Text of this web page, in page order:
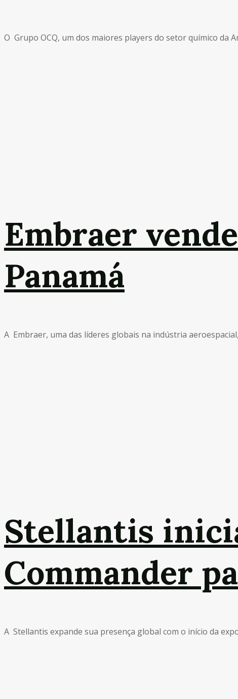
O Grupo OCQ, um dos maiores players do setor químico da
Embraer
Panamá
A Embraer, uma das líderes globais na indústria
Stellantis
Commander
A Stellantis expande sua presença global com o início da